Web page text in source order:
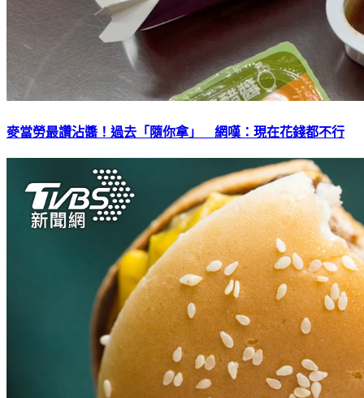
麥當勞最讚沾醬！過去「隨你拿」 網嘆：現在花錢都不行